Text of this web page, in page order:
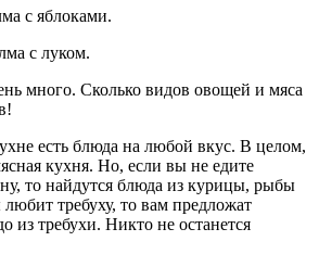
с яблоками.
с луком.
много. Сколько видов овощей и мяса
есть блюда на любой вкус. В целом,
кухня. Но, если вы не едите
то найдутся блюда из курицы, рыбы
требуху, то вам предложат
из требухи. Никто не останется